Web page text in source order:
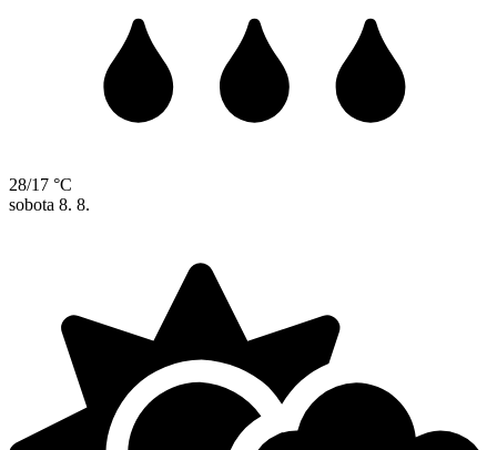
28/17 °C
sobota 8. 8.